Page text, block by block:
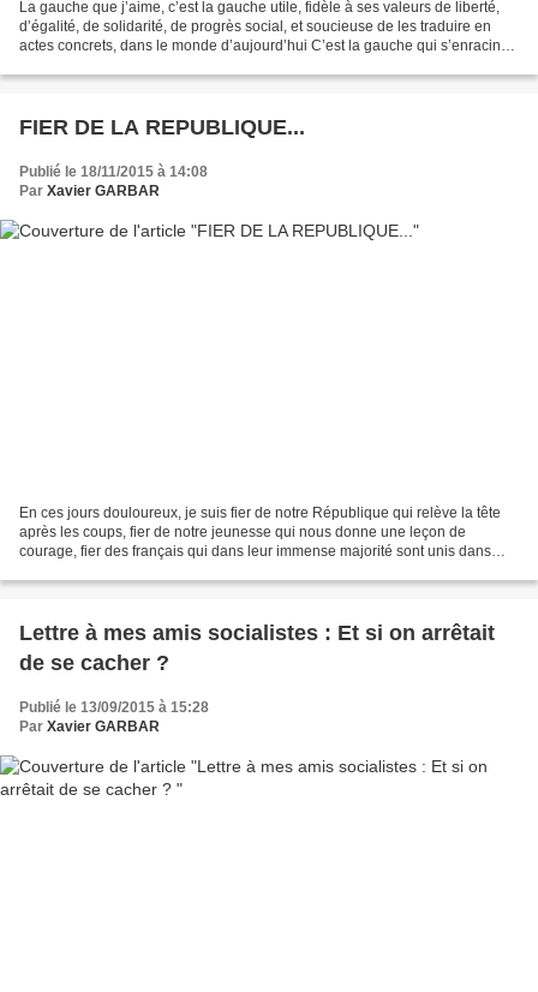
La gauche que j’aime, c’est la gauche utile, fidèle à ses valeurs de liberté,
d’égalité, de solidarité, de progrès social, et soucieuse de les traduire en
actes concrets, dans le monde d’aujourd’hui C’est la gauche qui s’enracine
FIER DE LA REPUBLIQUE...
Publié le 18/11/2015 à 14:08
Par Xavier GARBAR
En ces jours douloureux, je suis fier de notre République qui relève la tête
après les coups, fier de notre jeunesse qui nous donne une leçon de
courage, fier des français qui dans leur immense majorité sont unis dans
Lettre à mes amis socialistes : Et si on arrêtait
de se cacher ?
Publié le 13/09/2015 à 15:28
Par Xavier GARBAR